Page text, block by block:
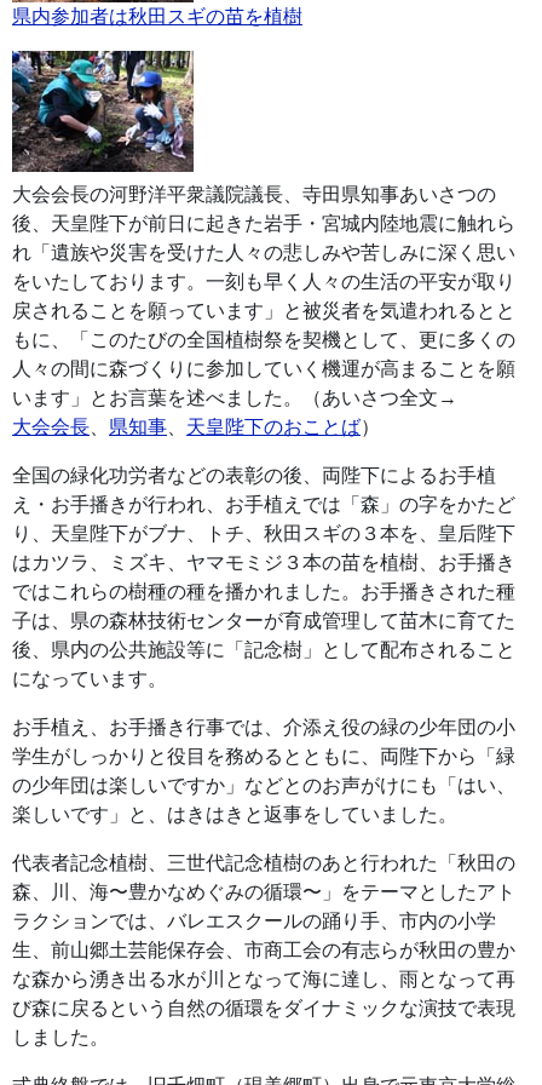
県内参加者は秋田スギの苗を植樹
大会会長の河野洋平衆議院議長、寺田県知事あいさつの
後、天皇陛下が前日に起きた岩手・宮城内陸地震に触れら
れ「遺族や災害を受けた人々の悲しみや苦しみに深く思い
をいたしております。一刻も早く人々の生活の平安が取り
戻されることを願っています」と被災者を気遣われるとと
もに、「このたびの全国植樹祭を契機として、更に多くの
人々の間に森づくりに参加していく機運が高まることを願
います」とお言葉を述べました。（あいさつ全文→
大会会長
県知事 天皇陛下のおことば）
全国の緑化功労者などの表彰の後、両陛下によるお手植
え・お手播きが行われ、お手植えでは「森」の字をかたど
り、天皇陛下がブナ、トチ、秋田スギの３本を、皇后陛下
はカツラ、ミズキ、ヤマモミジ３本の苗を植樹、お手播き
ではこれらの樹種の種を播かれました。お手播きされた種
子は、県の森林技術センターが育成管理して苗木に育てた
後、県内の公共施設等に「記念樹」として配布されること
になっています。
お手植え、お手播き行事では、介添え役の緑の少年団の小
学生がしっかりと役目を務めるとともに、両陛下から「緑
の少年団は楽しいですか」などとのお声がけにも「はい、
楽しいです」と、はきはきと返事をしていました。
代表者記念植樹、三世代記念植樹のあと行われた「秋田の
森、川、海〜豊かなめぐみの循環〜」をテーマとしたアト
ラクションでは、バレエスクールの踊り手、市内の小学
生、前山郷土芸能保存会、市商工会の有志らが秋田の豊か
な森から湧き出る水が川となって海に達し、雨となって再
び森に戻るという自然の循環をダイナミックな演技で表現
しました。